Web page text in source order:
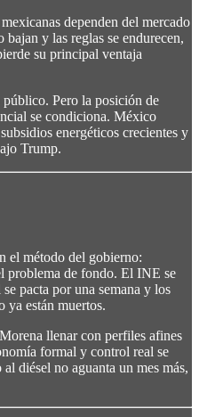
dependen del mercado
bajan y las reglas se endurecen,
su principal ventaja
Pero la posición de
se condiciona. México
energéticos crecientes y
Trump.
el método del gobierno:
problema de fondo. El INE se
pacta por una semana y los
ya están muertos.
llenar con perfiles afines
formal y control real se
diésel no aguanta un mes más,